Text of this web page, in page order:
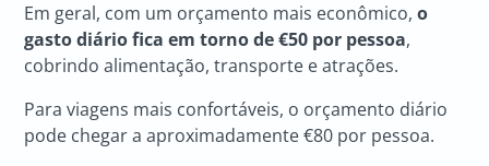
Em geral, com um orçamento mais econômico,o
gasto diário fica em torno de €50 por pessoa,
cobrindo alimentação, transporte e atrações.
Para viagens mais confortáveis, o orçamento diário
pode chegar a aproximadamente €80 por pessoa.